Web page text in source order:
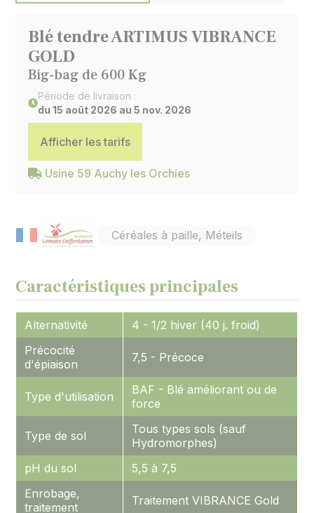
Blé tendre ARTIMUS VIBRANCE
GOLD
Big-bag de 600 Kg
Période de livraison :
du 15 août 2026 au 5 nov. 2026
Afficher les tarifs
Usine 59 Auchy les Orchies
Céréales à paille, Méteils
Caractéristiques principales
Alternativité
4 - 1/2 hiver (40 j. froid)
Précocité
d'épiaison
7,5 - Précoce
Type d'utilisation
BAF - Blé améliorant ou de
force
Type de sol
Tous types sols (sauf
Hydromorphes)
pH du sol
5,5 à 7,5
Enrobage,
traitement
Traitement VIBRANCE Gold